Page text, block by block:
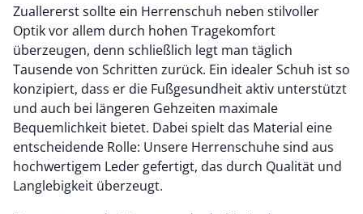
Zuallererst sollte ein Herrenschuh neben stilvoller
Optik vor allem durch hohen Tragekomfort
überzeugen, denn schließlich legt man täglich
Tausende von Schritten zurück. Ein idealer Schuh ist so
konzipiert, dass er die Fußgesundheit aktiv unterstützt
und auch bei längeren Gehzeiten maximale
Bequemlichkeit bietet. Dabei spielt das Material eine
entscheidende Rolle: Unsere Herrenschuhe sind aus
hochwertigem Leder gefertigt, das durch Qualität und
Langlebigkeit überzeugt.